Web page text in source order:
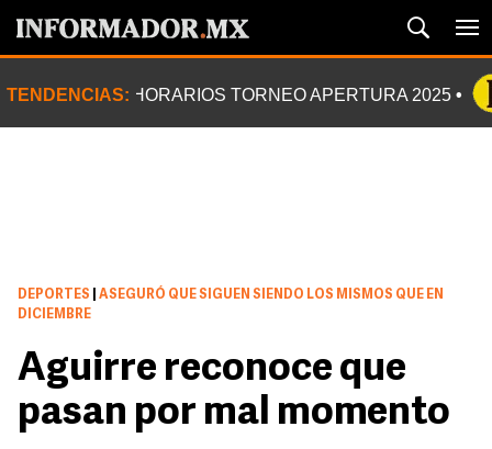
TENDENCIAS: HORARIOS TORNEO APERTURA 2025
DEPORTES
ASEGURÓ QUE SIGUEN SIENDO LOS MISMOS QUE EN
DICIEMBRE
Aguirre reconoce que
pasan por mal momento